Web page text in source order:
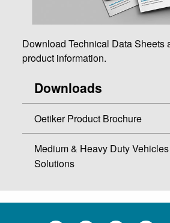
Download Technical Data Sheets
product information.
Downloads
Oetiker Product Brochure
Medium & Heavy Duty
Solutions